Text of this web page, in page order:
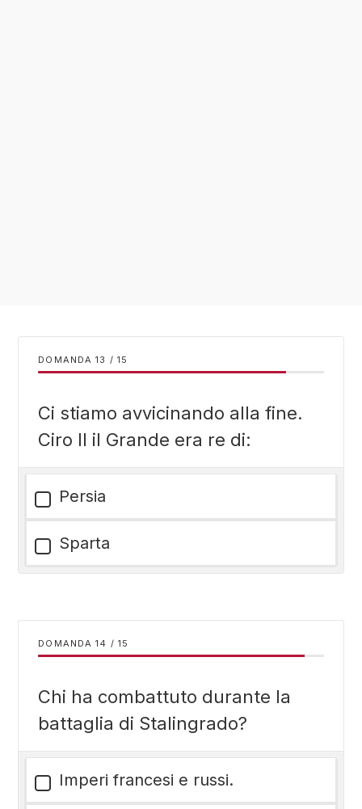
DOMANDA / 15
Ci stiamo avvicinando alla fine.
Ciro II il Grande era re di:
Persia
Sparta
DOMANDA / 15
Chi ha combattuto durante la
battaglia di Stalingrado?
Imperi francesi e russi.